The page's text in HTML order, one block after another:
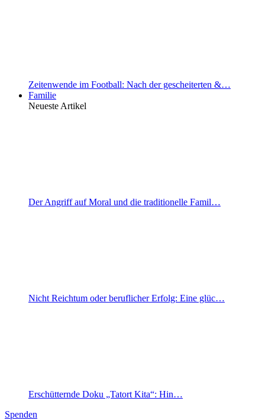
Zeitenwende im Football: Nach der gescheiterten &…
Familie
Neueste Artikel
Der Angriff auf Moral und die traditionelle Famil…
Nicht Reichtum oder beruflicher Erfolg: Eine glüc…
Erschütternde Doku „Tatort Kita“: Hin…
Spenden